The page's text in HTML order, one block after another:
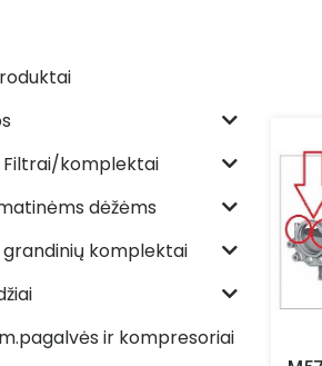
Filtrai/komplektai
dėžėms
grandinių komplektai
ir kompresoriai